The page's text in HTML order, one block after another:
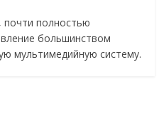
почти полностью
большинством
мультимедийную систему.